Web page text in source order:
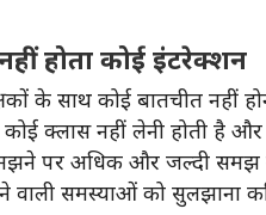
होता कोई इंटरेक्शन
के साथ कोई बातचीत नहीं
क्लास नहीं लेनी होती है
पर अधिक और जल्दी
वाली समस्याओं को सुलझाना